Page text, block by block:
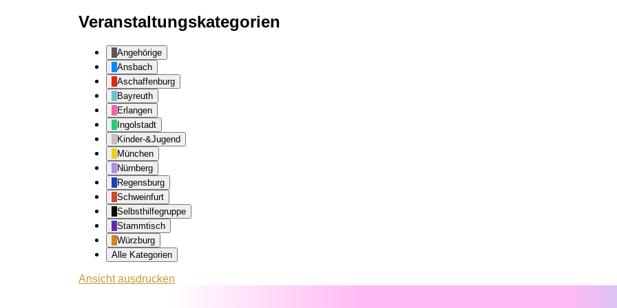
Veranstaltungskategorien
Angehörige
Ansbach
Aschaffenburg
Bayreuth
Erlangen
Ingolstadt
Kinder-&Jugend
München
Nürnberg
Regensburg
Schweinfurt
Selbsthilfegruppe
Stammtisch
Würzburg
Alle Kategorien
Ansichtausdrucken